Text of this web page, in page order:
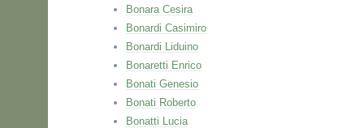
Bonara Cesira
Bonardi Casimiro
Bonardi Liduino
Bonaretti Enrico
Bonati Genesio
Bonati Roberto
Bonatti Lucia